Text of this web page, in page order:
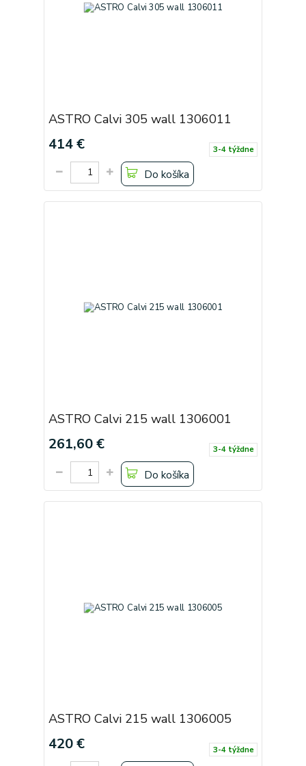
ASTRO Calvi 305 wall 1306011
414 € 3-4 týždne
Do košíka
ASTRO Calvi 215 wall 1306001
261,60 € 3-4 týždne
Do košíka
ASTRO Calvi 215 wall 1306005
420 € 3-4 týždne